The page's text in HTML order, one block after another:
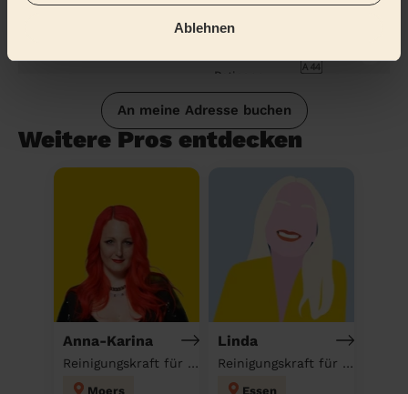
Ablehnen
An meine Adresse buchen
Weitere Pros entdecken
Anna-Karina
Reinigungskraft für deinen Haushalt
Moers
Linda
Reinigungskraft für deinen Haushalt
Essen